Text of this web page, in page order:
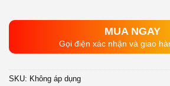
MUA NGAY
Gọi điện xác nhận và giao
SKU: Không áp dụng